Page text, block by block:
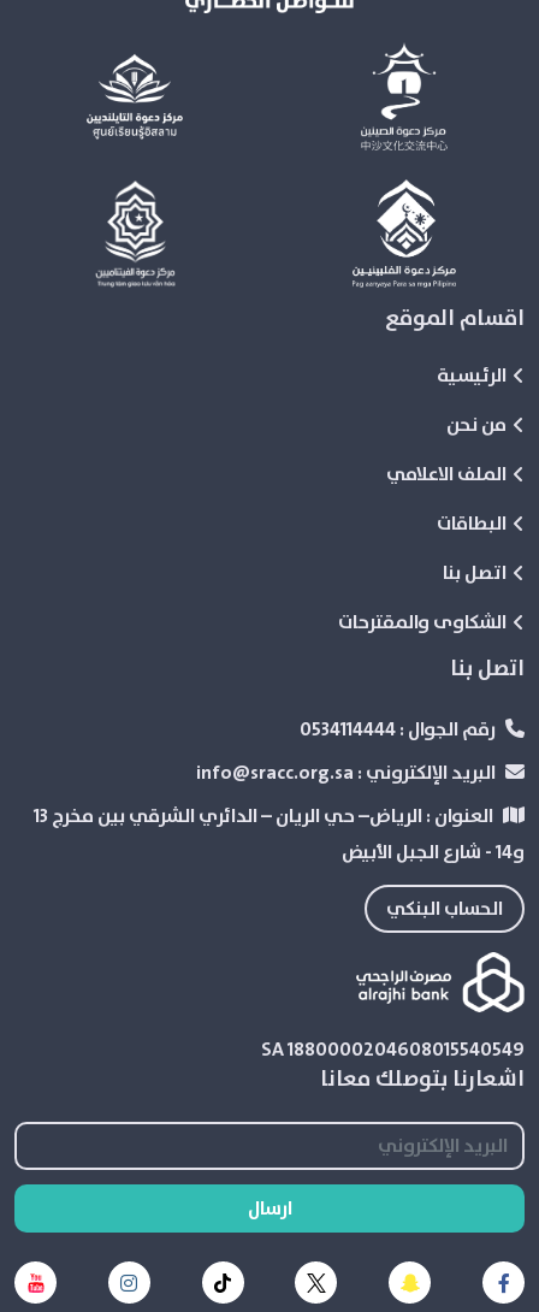
اقسام الموقع
الرئيسية
من نحن
الملف الاعلامي
البطاقات
اتصل بنا
الشكاوى والمقترحات
اتصل بنا
رقم الجوال :
البريد الإلكتروني :
العنوان :
الرياض– حي الريان – الدائري الشرقي بین مخرج 13
و14 - شارع الجبل الأبيض
الحساب البنكي
SA 1880000204608015540549
اشعارنا بتوصلك معانا
ارسال